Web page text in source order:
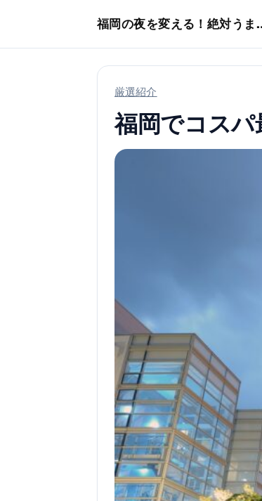
福岡の夜を
厳選紹介
福岡でコス